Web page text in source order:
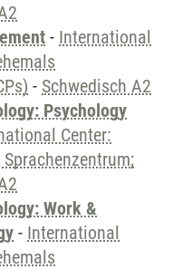
- International
- Schwedisch A2
Psychology
Center:
Work &
- International